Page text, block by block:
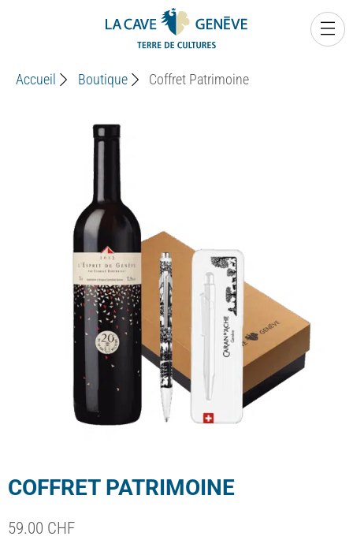
Accueil Boutique Coffret Patrimoine
COFFRET PATRIMOINE
59.00 CHF